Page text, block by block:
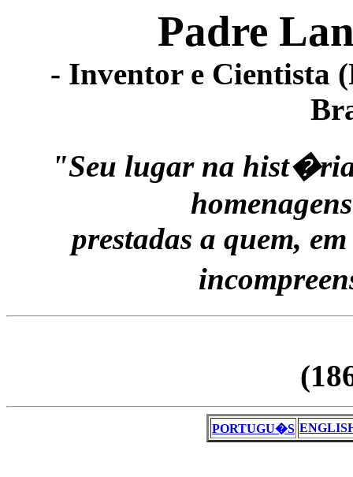
Padre
- Inventor e Cientista
"Seu lugar na
prestadas a quem,
PORTUGU�S